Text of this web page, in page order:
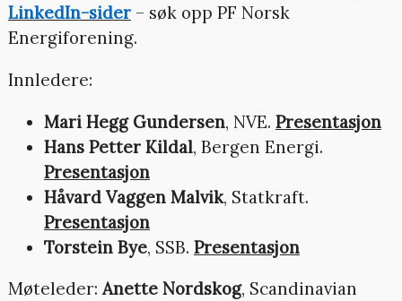
LinkedIn-sider– søk opp PF Norsk
Energiforening.
Innledere:
Mari Hegg Gundersen, NVE. Presentasjon
Hans Petter Kildal, Bergen Energi.
Presentasjon
Håvard Vaggen Malvik, Statkraft.
Presentasjon
Torstein Bye, SSB. Presentasjon
Møteleder:Anette Nordskog, Scandinavian